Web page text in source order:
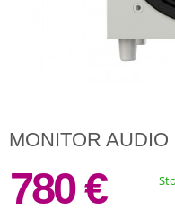
MONITOR
780 €